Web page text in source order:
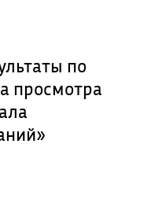
по
просмотра